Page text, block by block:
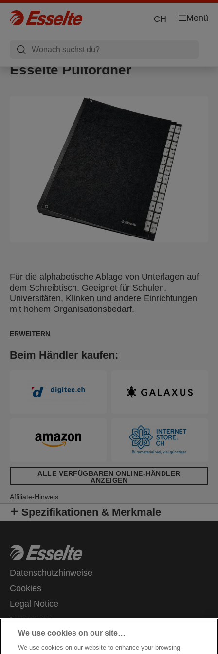
Menü
CH
Esselte Pultordner
Für die alphabetische Ablage von Unterlagen auf
dem Schreibtisch. Geeignet für Schulen,
Universitäten, Klinken und andere Einrichtungen
mit hohem Organisationsbedarf.
ERWEITERN
Beim Händler kaufen:
ALLE VERFÜGBAREN ONLINE-HÄNDLER
ANZEIGEN
Affiliate-Hinweis
Spezifikationen & Merkmale
Datenschutzhinweise
Cookies
Legal Notice
Impressum
Meine Daten verwalten
Kundenservice
We use cookies on our site…
We use cookies on our website to enhance your browsing